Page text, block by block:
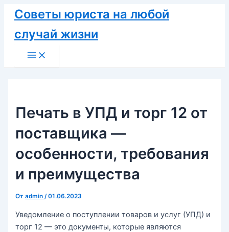
Перейти
содержимому
Советы юриста на любой
случай жизни
Main
Menu
Печать в УПД и торг 12 от
поставщика —
особенности, требования
и преимущества
Отadmin/01.06.2023
Уведомление о поступлении товаров и услуг (УПД) и
торг 12 — это документы, которые являются